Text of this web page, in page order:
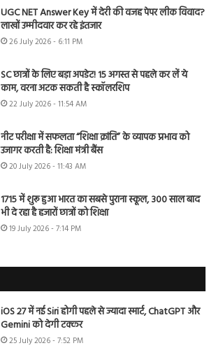
UGC NET Answer Key में देरी की वजह पेपर लीक विवाद?
लाखों उम्मीदवार कर रहे इंतजार
26 July 2026 - 6:11 PM
SC छात्रों के लिए बड़ा अपडेट! 15 अगस्त से पहले कर लें ये
काम, वरना अटक सकती है स्कॉलरशिप
22 July 2026 - 11:54 AM
नीट परीक्षा में सफलता “शिक्षा क्रांति” के व्यापक प्रभाव को
उजागर करती है: शिक्षा मंत्री बैंस
20 July 2026 - 11:43 AM
1715 में शुरू हुआ भारत का सबसे पुराना स्कूल, 300 साल बाद
भी दे रहा है हजारों छात्रों को शिक्षा
19 July 2026 - 7:14 PM
iOS 27 में नई Siri होगी पहले से ज्यादा स्मार्ट, ChatGPT और
Gemini को देगी टक्कर
25 July 2026 - 7:52 PM